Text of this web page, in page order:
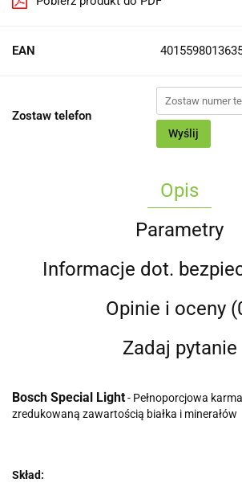
EAN
Zostaw telefon
Wyślij
Opis
Parametry
Informacje dot.
Opinie i oceny
Zadaj pytanie
Bosch Special Light- Pełnoporcjowa
zredukowaną zawartością białka i minerałów
Skład: